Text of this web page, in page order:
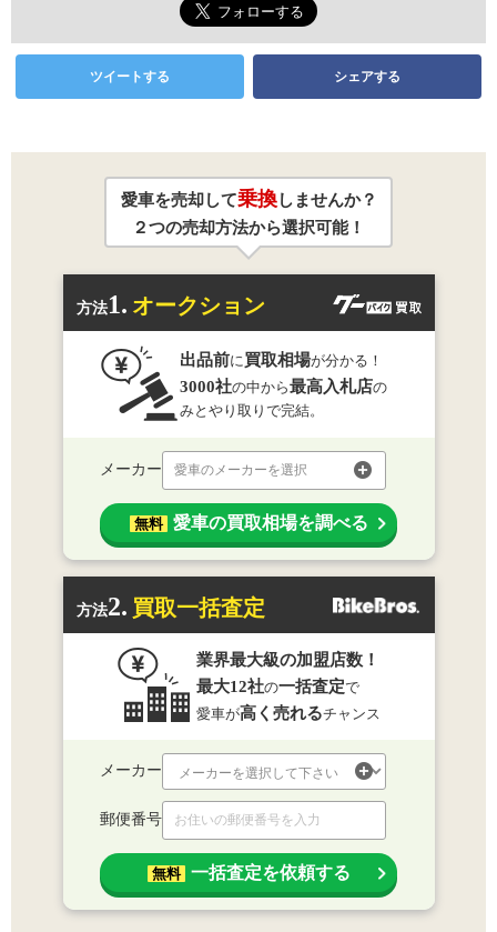
ツイートする シェアする
愛車を売却して乗換しませんか？
２つの売却方法から選択可能！
方法1. オークション
出品前に 買取相場が分かる！
3000社の中から最高入札店の
みとやり取りで完結。
メーカー 愛車のメーカーを選択
無料 愛車の買取相場を調べる
方法2. 買取一括査定
業界最大級の加盟店数！
最大12社の一括査定で
愛車が高く売れるチャンス
メーカー
郵便番号
無料 一括査定を依頼する